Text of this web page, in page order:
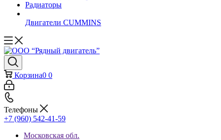
Радиаторы
Двигатели CUMMINS
Корзина0 0
Телефоны
+7 (960) 542-41-59
Московская обл.